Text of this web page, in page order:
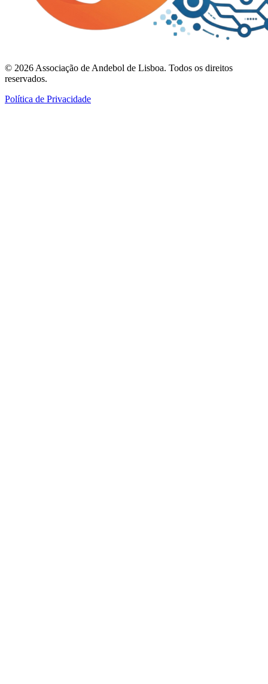
© 2026 Associação de Andebol de Lisboa. Todos os direitos
reservados.
Política de Privacidade